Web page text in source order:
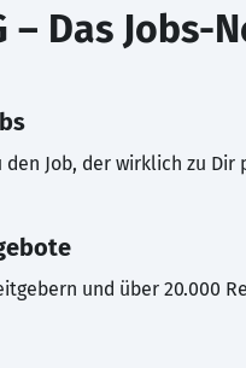
– Das Jobs-
Job, der wirklich zu Dir
und über 20.000